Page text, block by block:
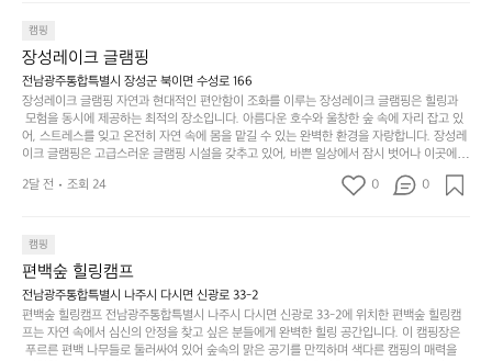
을
가
려
보
세
요.
튼
을
는
크
기,
무
게,
이
의
웃
도
어
의
경
럽
게
이
라
고
해
야
하
리
를
으며 깊은 숙면을 취할 수 있는 기회를 제공합니다.  이곳은 자연과의 완벽한 조화를 이루며,
다채로운 야외 활동을 제공합니다. 특히 어린이들은 안전하게 놀 수 있는 놀이시설이 마련
되어 있어 부모님들과 함께 즐거운 시간을 보낼 수 있습니다. 주변의 다양한 관광지와 먹거
리를 탐험하는 재미도 포레스트 창평의 매력 중 하나입니다.  또한, 캠핑장을 방문한 후 지속
적으로 재방문하는 이들이 많아 인기가 날로 상승하고 있습니다. 포레스트 창평은 단순한 캠
핑 그 이상을 제공하며, 자연을 사랑하는 모든 이들에게 꼭 한번 경험해봐야 할 장소로 자리
잡았습니다.  인기 정도: ★★★★★
캠핑
장성레이크 글램핑
전남광주통합특별시 장성군 북이면 수성로 166
장성레이크 글램핑 자연과 현대적인 편안함이 조화를 이루는 장성레이크 글램핑은 힐링과
모험을 동시에 제공하는 최적의 장소입니다. 아름다운 호수와 울창한 숲 속에 자리 잡고 있
어, 스트레스를 잊고 온전히 자연 속에 몸을 맡길 수 있는 완벽한 환경을 자랑합니다. 장성레
이크 글램핑은 고급스러운 글램핑 시설을 갖추고 있어, 바쁜 일상에서 잠시 벗어나 이곳에
오면 사치스러운 휴식이 가능해집니다. 독립된 텐트에서 제공되는 특별한 불멍 공간은 소중
한 사람과 함께 따뜻한 이야기를 나눌 수 있는 소중한 시간을 만들어 줍니다. 또한, 주변의 자
을 창출하는 시간이 될 것입니다. 특히 식사를 좋아하는 분들에게는 매주 특별한 바비큐 파
티와 지역에서 나는 신선한 재료로 만든 다양한 요리를 제공하여 미각을 만족시켜 줍니다.
장성레이크 글램핑은 그 아름다운 경관과 최고 품질의 시설 덕분에 최근 몇 년 사이에 특히
주목받고 있는 캠핑장 중 하나입니다. 주말이면 방문객이 가득해 예약이 빠르게 차는 만큼
미리 일정을 계획하시는 것이 좋습니다. 나만의 프라이빗한 공간에서 가족 및 사랑하는 사
람들과 함께하세요. 당신의 대자연 속 힐링을 기다리는 장성레이크 글램핑은 언젠가 반드시
방문해봐야 할 명소로 자리매김하였습니다. 인기 정도: ★★★★★
2달 전 조회 24 0 0
캠핑
편백숲 힐링캠프
전남광주통합특별시 나주시 다시면 신광로 33-2
편백숲 힐링캠프 전남광주통합특별시 나주시 다시면 신광로 33-2에 위치한 편백숲 힐링캠
프는 자연 속에서 심신의 안정을 찾고 싶은 분들에게 완벽한 힐링 공간입니다. 이 캠핑장은
푸르른 편백 나무들로 둘러싸여 있어 숲속의 맑은 공기를 만끽하며 색다른 캠핑의 매력을